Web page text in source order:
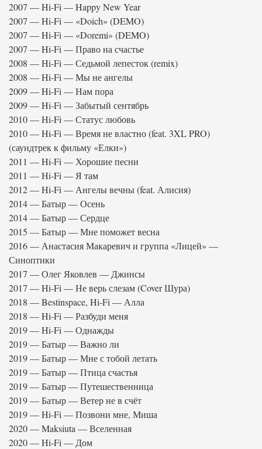
2007 — Hi-Fi — Happy New Year
2007 — Hi-Fi — «Doich» (DEMO)
2007 — Hi-Fi — «Doremi» (DEMO)
2007 — Hi-Fi — Право на счастье
2008 — Hi-Fi — Седьмой лепесток (remix)
2008 — Hi-Fi — Мы не ангелы
2009 — Hi-Fi — Нам пора
2009 — Hi-Fi — Забытый сентябрь
2010 — Hi-Fi — Статус любовь
2010 — Hi-Fi — Время не властно (feat. 3XL PRO)
(саундтрек к фильму «Елки»)
2011 — Hi-Fi — Хорошие песни
2011 — Hi-Fi — Я там
2012 — Hi-Fi — Ангелы вечны (feat. Алисия)
2014 — Батыр — Осень
2014 — Батыр — Сердце
2015 — Батыр — Мне поможет весна
2016 — Анастасия Макаревич и группа «Лицей» —
Синоптики
2017 — Олег Яковлев — Джинсы
2017 — Hi-Fi — Не верь слезам (Cover Шура)
2018 — Bestinspace, Hi-Fi — Алла
2018 — Hi-Fi — Разбуди меня
2019 — Hi-Fi — Однажды
2019 — Батыр — Важно ли
2019 — Батыр — Мне с тобой летать
2019 — Батыр — Птица счастья
2019 — Батыр — Путешественница
2019 — Батыр — Ветер не в счёт
2019 — Hi-Fi — Позвони мне, Миша
2020 — Maksiuta — Вселенная
2020 — Hi-Fi — Дом